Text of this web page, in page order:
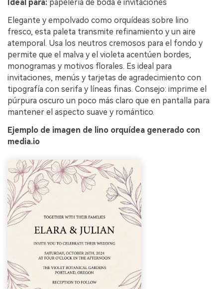
Ideal para: papelería de boda e invitaciones
Elegante y empolvado como orquídeas sobre lino
fresco, esta paleta transmite refinamiento y un aire
atemporal. Usa los neutros cremosos para el fondo y
permite que el malva y el violeta acentúen bordes,
monogramas y motivos florales. Es ideal para
invitaciones, menús y tarjetas de agradecimiento con
tipografía con serifa y líneas finas. Consejo: imprime el
púrpura oscuro un poco más claro que en pantalla para
mantener el aspecto suave y romántico.
Ejemplo de imagen de lino orquídea generado con
media.io